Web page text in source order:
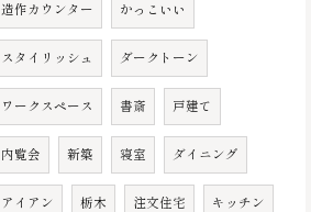
造作カウンター かっこいい
スタイリッシュ ダークトーン
ワークスペース 書斎 戸建て
内覧会 新築 寝室 ダイニング
アイアン 栃木 注文住宅 キッチン